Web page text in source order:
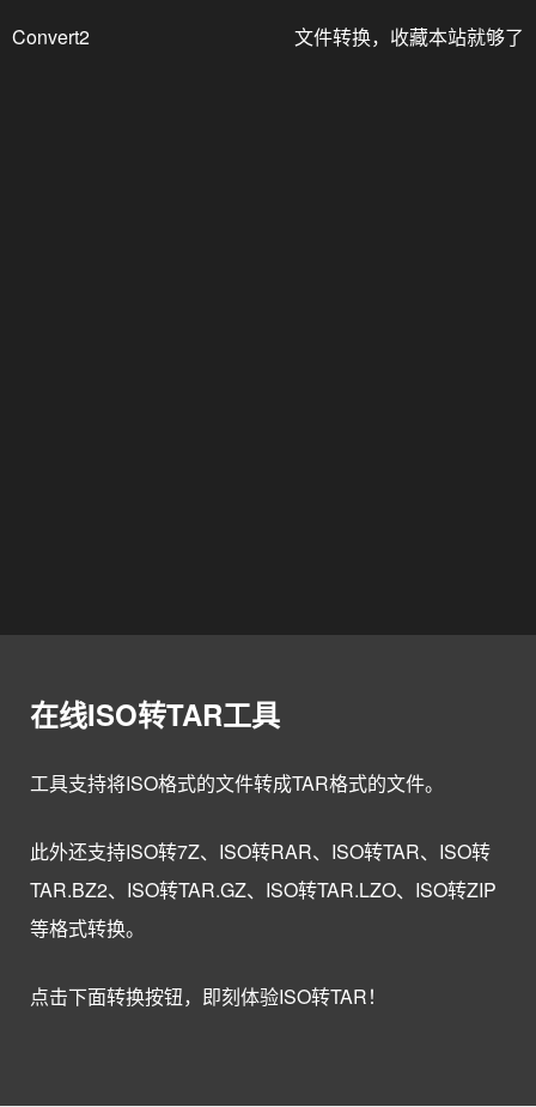
Convert2 文件转换，收藏本站就够了
在线ISO转TAR工具
工具支持将ISO格式的文件转成TAR格式的文件。
此外还支持ISO转7Z、ISO转RAR、ISO转TAR、ISO转
TAR.BZ2、ISO转TAR.GZ、ISO转TAR.LZO、ISO转ZIP
等格式转换。
点击下面转换按钮，即刻体验ISO转TAR！